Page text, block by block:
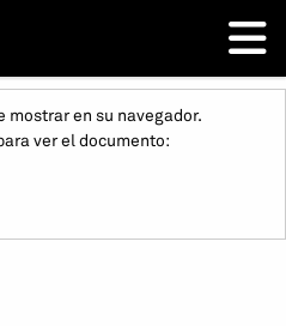
mostrar en su navegador.
ver el documento: